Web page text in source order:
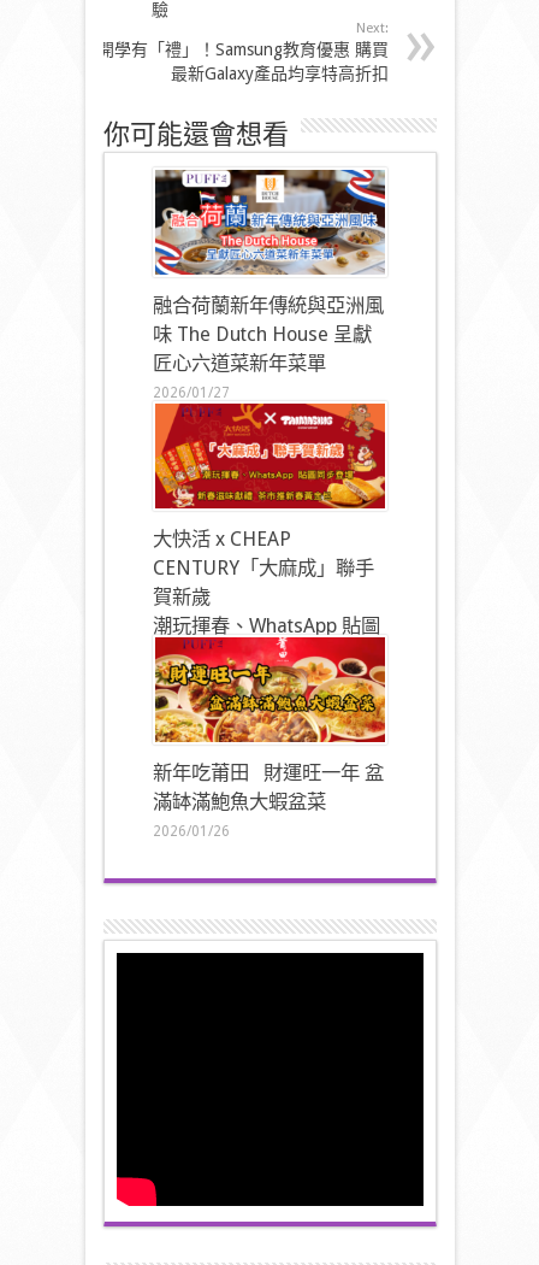
驗
Next:
開學有「禮」！Samsung教育優惠 購買
最新Galaxy產品均享特高折扣
你可能還會想看
融合荷蘭新年傳統與亞洲風
味 The Dutch House 呈獻
匠心六道菜新年菜單
2026/01/27
大快活 x CHEAP
CENTURY「大麻成」聯手
賀新歲
潮玩揮春、WhatsApp 貼圖
同步登場
2026/01/27
新年吃莆田 財運旺一年 盆
滿缽滿鮑魚大蝦盆菜
2026/01/26